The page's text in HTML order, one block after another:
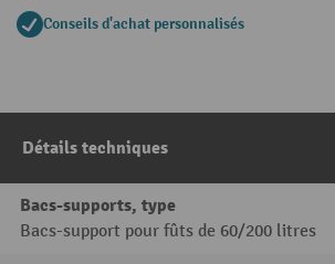
Conseils d'achat personnalisés
Détails techniques
Bacs-supports, type
Bacs-support pour fûts de 60/200 litres